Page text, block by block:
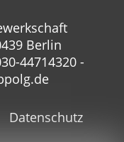
Berlin
44714320 -
Datenschutz